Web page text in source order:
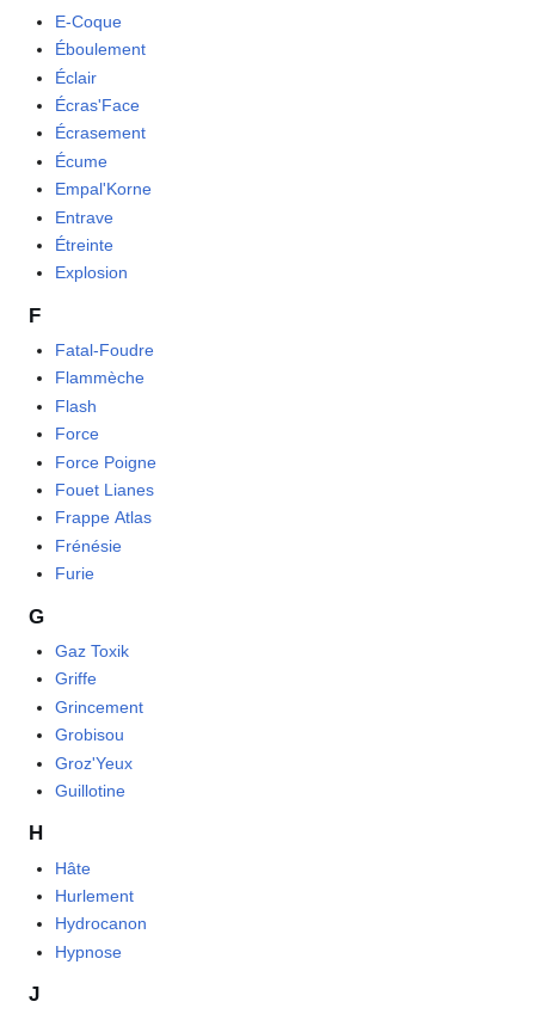
E-Coque
Éboulement
Éclair
Écras'Face
Écrasement
Écume
Empal'Korne
Entrave
Étreinte
Explosion
F
Fatal-Foudre
Flammèche
Flash
Force
Force Poigne
Fouet Lianes
Frappe Atlas
Frénésie
Furie
G
Gaz Toxik
Griffe
Grincement
Grobisou
Groz'Yeux
Guillotine
H
Hâte
Hurlement
Hydrocanon
Hypnose
J